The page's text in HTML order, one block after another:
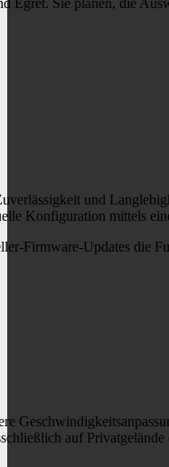
Egret. Sie planen, die
und
Konfiguration mittels
Firmware-Updates die
auf